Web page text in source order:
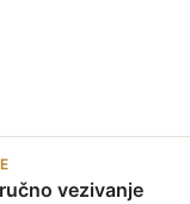
vezivanje